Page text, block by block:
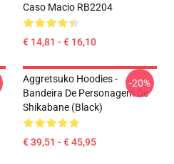
Caso Macio RB2204
€ 14,81 - € 16,10
Aggretsuko Hoodies -
Bandeira De Personagem De
Shikabane (Black)
€ 39,51 - € 45,95
-20%